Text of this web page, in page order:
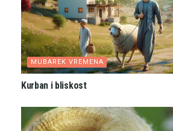
MUBAREK VREMENA
Kurban i bliskost